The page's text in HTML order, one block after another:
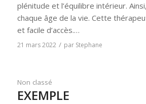
plénitude et l’équilibre intérieur.
chaque âge de la vie. Cette
et facile d’accès.…
21 mars 2022 / par Stephane
Non classé
EXEMPLE